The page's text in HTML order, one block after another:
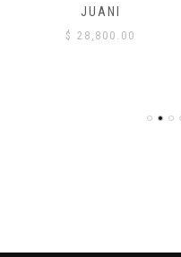
JUANI
$ 28,800.00